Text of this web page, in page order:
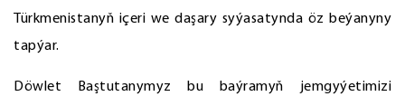
Türkmenistanyň içeri we daşary syýasatynda öz beýanyny
tapýar.
Döwlet Baştutanymyz bu baýramyň jemgyýetimizi